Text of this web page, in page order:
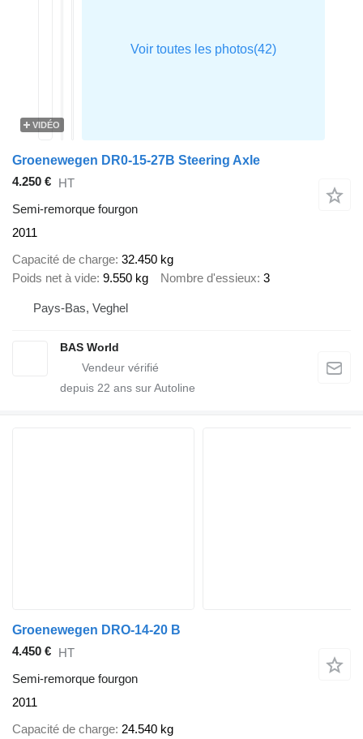
VIDÉO
Groenewegen DR0-15-27B Steering Axle
4.250 € HT
Semi-remorque fourgon
2011
Capacité de charge 32.450 kg
Poids net à vide 9.550 kg Nombre d'essieux 3
Pays-Bas, Veghel
BAS World
depuis 22 ans sur Autoline
Groenewegen DRO-14-20 B
4.450 € HT
Semi-remorque fourgon
2011
Capacité de charge 24.540 kg